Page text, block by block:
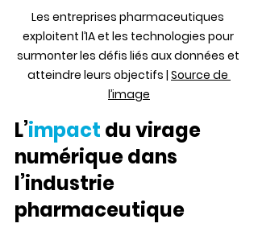
Les entreprises pharmaceutiques
exploitent l’IA et les technologies pour
surmonter les défis liés aux données et
atteindre leurs objectifs | Source de
l’image
L’impact du virage
numérique dans
l’industrie
pharmaceutique